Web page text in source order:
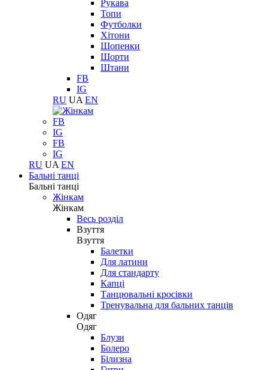
Рукава
Топи
Футболки
Хітони
Шопенки
Шорти
Штани
FB
IG
RU UA EN
FB
IG
FB
IG
RU UA EN
Бальні танці
Бальні танці
Жінкам
Жінкам
Весь розділ
Взуття
Взуття
Балетки
Для латини
Для стандарту
Капці
Танцювальні кросівки
Тренувальна для бальних танців
Одяг
Одяг
Блузи
Болеро
Білизна